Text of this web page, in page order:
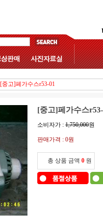
[중고]페가수스r53-01
[중고]페가수스
소비자가 : 1,750,000원
판매가격 : 0원
총 상품 금액 0 원